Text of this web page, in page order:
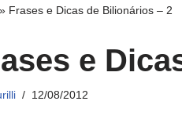
» Frases e Dicas de Bilionários – 2
e
12/08/2012